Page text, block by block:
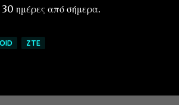
30 ημέρες από σήμερα.
ZTE